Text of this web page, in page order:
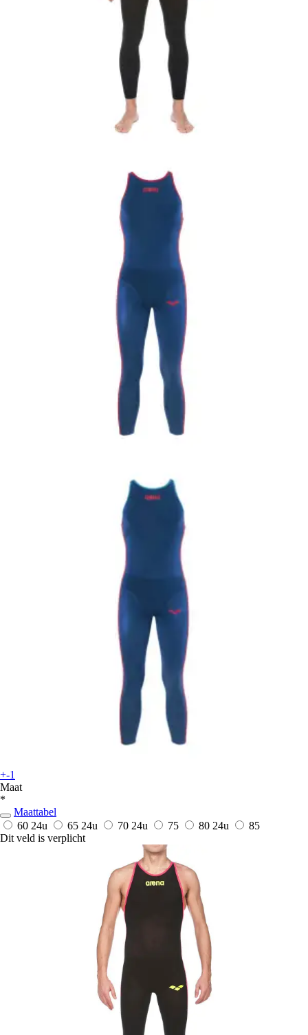
+-1
Maat
*
Maattabel
60 24u 65 24u 70 24u 75 80 24u
85
Dit veld is verplicht